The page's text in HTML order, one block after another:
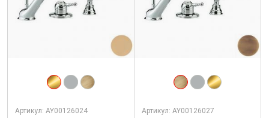
Артикул: AY00126024 Артикул: AY00126027